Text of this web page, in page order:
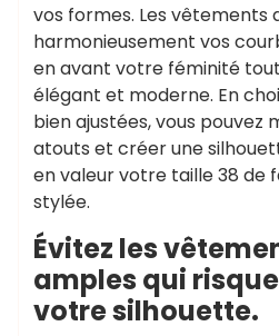
vos formes. Les vêtements
harmonieusement vos
en avant votre féminité
élégant et moderne. En
bien ajustées, vous pouvez
atouts et créer une
en valeur votre taille 38 de
stylée.
Évitez les
amples qui
votre silhouette.